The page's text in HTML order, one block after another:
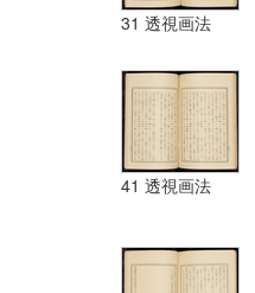
31 透視画法
41 透視画法